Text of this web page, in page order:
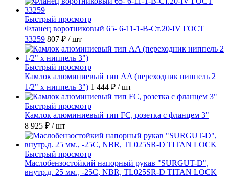
Быстрый просмотр
Фланец воротниковый 65- 6-11-1-B-Ст.20-IV ГОСТ
33259 807 ₽ / шт
Быстрый просмотр
Камлок алюминиевый тип AA (переходник ниппель 2
1/2" х ниппель 3") 1 444 ₽ / шт
Быстрый просмотр
Камлок алюминиевый тип FC, розетка с фланцем 3"
8 925 ₽ / шт
Быстрый просмотр
Маслобензостойкий напорный рукав "SURGUT-D",
внутр.д. 25 мм., -25C, NBR, TL025SR-D TITAN LOCK